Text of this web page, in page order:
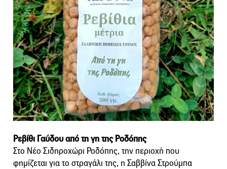
Ρεβίθι Γαύδου από τη γη της Ροδόπης
Στο Νέο Σιδηροχώρι Ροδόπης, την περιοχή που
φημίζεται για το στραγάλι της, η Σαββίνα Στρούμπα